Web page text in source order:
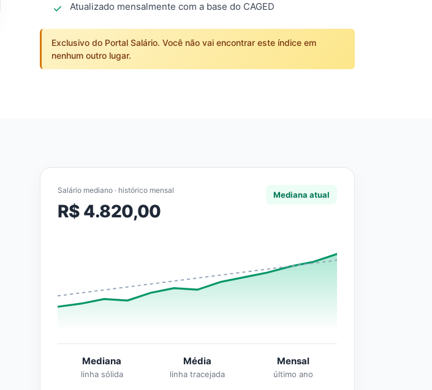
Atualizado mensalmente com a base do CAGED
Exclusivo do Portal Salário. Você não vai encontrar este índice em
nenhum outro lugar.
Salário mediano · histórico mensal
R$ 4.820,00
Mediana atual
Mediana
linha sólida
Média
linha tracejada
Mensal
último ano